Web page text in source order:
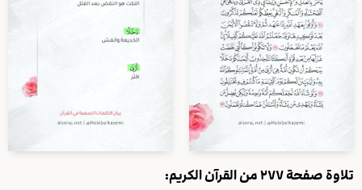
تلاوة صفحة ٢٧٧ من القرآن الكريم: